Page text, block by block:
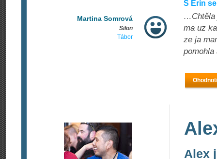
Martina Somrová
Silon
Tábor
S Erin
…Chtěla
ma uz
ze ja
Alex